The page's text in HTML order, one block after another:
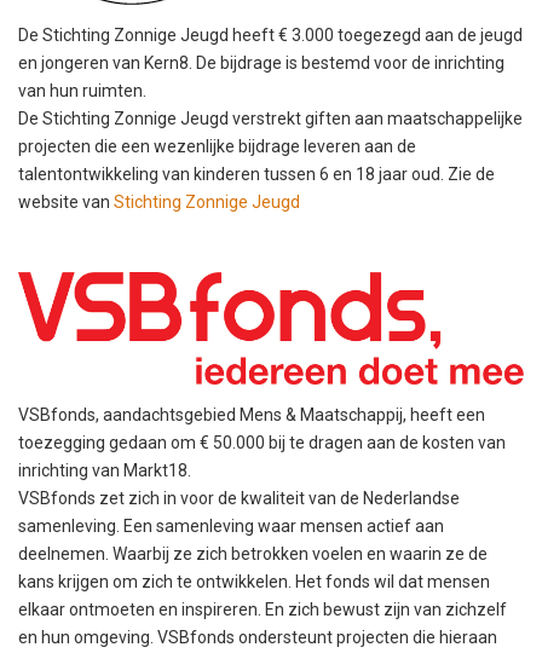
De Stichting Zonnige Jeugd heeft € 3.000 toegezegd aan de jeugd
en jongeren van Kern8. De bijdrage is bestemd voor de inrichting
van hun ruimten.
De Stichting Zonnige Jeugd verstrekt giften aan maatschappelijke
projecten die een wezenlijke bijdrage leveren aan de
talentontwikkeling van kinderen tussen 6 en 18 jaar oud. Zie de
website van Stichting Zonnige Jeugd
VSBfonds, aandachtsgebied Mens & Maatschappij, heeft een
toezegging gedaan om € 50.000 bij te dragen aan de kosten van
inrichting van Markt18.
VSBfonds zet zich in voor de kwaliteit van de Nederlandse
samenleving. Een samenleving waar mensen actief aan
deelnemen. Waarbij ze zich betrokken voelen en waarin ze de
kans krijgen om zich te ontwikkelen. Het fonds wil dat mensen
elkaar ontmoeten en inspireren. En zich bewust zijn van zichzelf
en hun omgeving. VSBfonds ondersteunt projecten die hieraan